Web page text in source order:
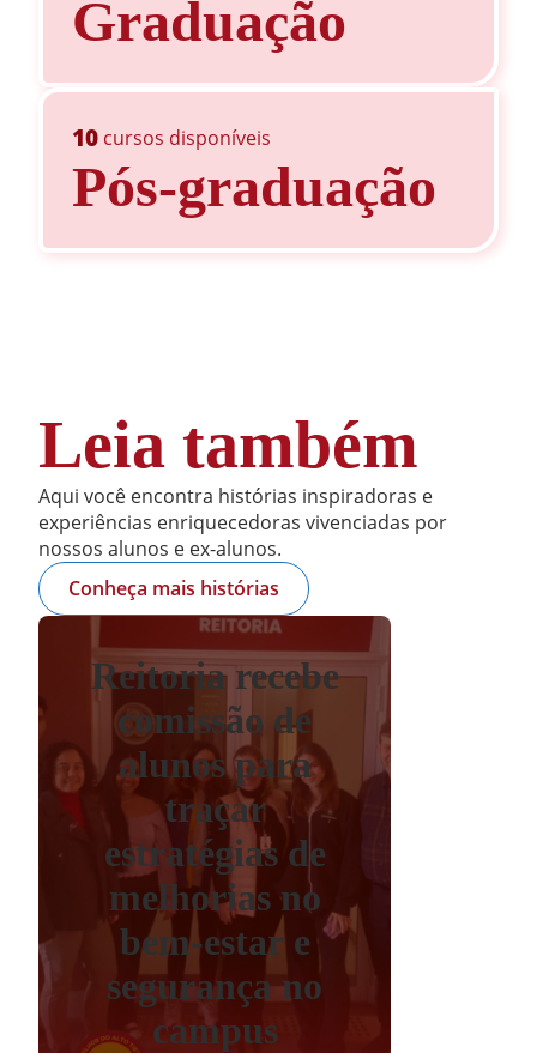
Graduação
10 cursos disponíveis
Pós-graduação
Leia também
Aqui você encontra histórias inspiradoras e
experiências enriquecedoras vivenciadas por
nossos alunos e ex-alunos.
Conheça mais histórias
Reitoria recebe
comissão de
alunos para
traçar
estratégias de
melhorias no
bem-estar e
segurança no
campus